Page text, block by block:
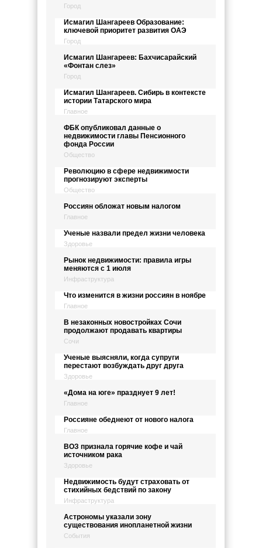
Город
Исмагил Шангареев Образование:
ключевой приоритет развития ОАЭ
Город
Исмагил Шангареев: Бахчисарайский
«Фонтан слез»
Город
Исмагил Шангареев. Сибирь в контексте
истории Татарского мира
Главное
ФБК опубликовал данные о
недвижимости главы Пенсионного
фонда России
Общество
Революцию в сфере недвижимости
прогнозируют эксперты
Общество
Россиян обложат новым налогом
Главное
Ученые назвали предел жизни человека
Здоровье
Рынок недвижимости: правила игры
меняются с 1 июля
Инфраструктура
Что изменится в жизни россиян в ноябре
Главное
В незаконных новостройках Сочи
продолжают продавать квартиры
Сочи
Ученые выясняли, когда супруги
перестают возбуждать друг друга
Здоровье
«Дома на юге» празднует 9 лет!
Главное
Россияне обеднеют от нового налога
Главное
ВОЗ признала горячие кофе и чай
источником рака
Здоровье
Недвижимость будут страховать от
стихийных бедствий по закону
Инфраструктура
Астрономы указали зону
существования инопланетной жизни
События